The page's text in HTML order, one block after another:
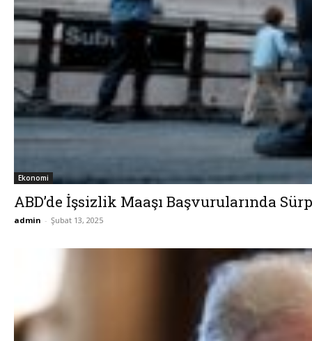
Ekonomi
ABD’de İşsizlik Maaşı Başvurularında
admin - Şubat 13, 2025